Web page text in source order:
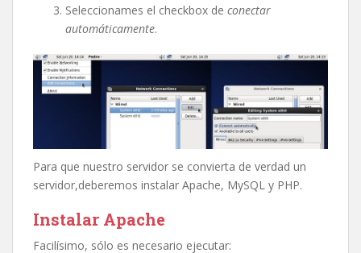
Seleccionames el checkbox de conectar
automáticamente.
Para que nuestro servidor se convierta de verdad un
servidor,deberemos instalar Apache, MySQL y PHP.
Instalar Apache
Facilísimo, sólo es necesario ejecutar: